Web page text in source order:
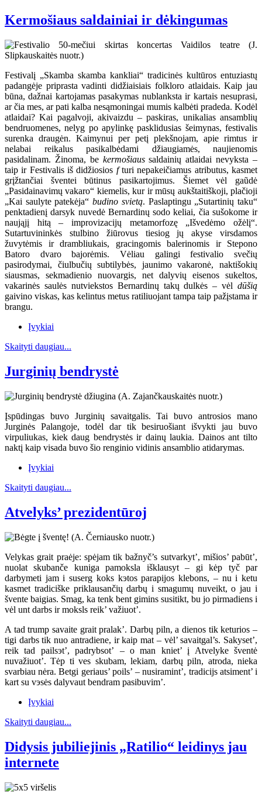
Kermošiaus saldainiai ir dėkingumas
Festivalį „Skamba skamba kankliai“ tradicinės kultūros entuziastų
padangėje priprasta vadinti didžiaisiais folkloro atlaidais. Kaip jau
būna, dažnai kartojamas pasakymas nublanksta ir kartais nesuprasi,
ar čia mes, ar pati kalba nesąmoningai mumis kalbėti pradeda. Kodėl
atlaidai? Kai pagalvoji, akivaizdu – paskiras, unikalias ansamblių
bendruomenes, nelyg po apylinkę pasklidusias šeimynas, festivalis
surenka draugėn. Kaimynui per petį plekšnojam, apie rimtus ir
nelabai reikalus pasikalbėdami džiaugiamės, naujienomis
pasidalinam. Žinoma, be kermošiaussaldainių atlaidai nevyksta –
taip ir Festivalis iš didžiosios fturi nepakeičiamus atributus, kasmet
grįžtančiai šventei būtinus pasikartojimus. Šiemet vėl gaũdė
„Pasidainavimų vakaro“ kiemelis, kur ir mūsų aukštaitiškoji, plačioji
„Kai saulyte patekėja“budino svietą. Paslaptingu „Sutartinių taku“
penktadienį darsyk nuvedė Bernardinų sodo keliai, čia sušokome ir
naująjį hitą – improvizacijų metamorfozę „Išvedėmo ožėlį“.
Sutartuvininkės stulbino žiūrovus tiesiog jų akyse virsdamos
žuvytėmis ir drambliukais, gracingomis balerinomis ir Stepono
Batoro dvaro bajorėmis. Vėliau galingi festivalio svečių
pasirodymai, čiulbučių subtilybės, jaunimo vakaronė, naktišokių
siausmas, sekmadienio nuovargis, net dalyvių eisenos sukeltos,
vakarinės saulės nutviekstos Bernardinų takų dulkės – vėl dūšią
gaivino viskas, kas kelintus metus ratiliuojant tampa taip pažįstama ir
brangu.
Įvykiai
Skaityti daugiau...
Jurginių bendrystė
Įspūdingas buvo Jurginių savaitgalis. Tai buvo antrosios mano
Jurginės Palangoje, todėl dar tik besiruošiant išvykti jau buvo
virpuliukas, kiek daug bendrystės ir dainų laukia. Dainos ant tilto
naktį kaip visada buvo šio renginio vidinis ansamblio atidarymas.
Įvykiai
Skaityti daugiau...
Atvelyks’ prezidentūroj
Velykas grait praėje: spėjam tik bažnyč’s sutvarkyt’, mišios’ pabūt’,
nuolat skubanče kuniga pamoksla išklausyt – gi kėp tyč par
darbymeti jam i suserg koks kэtos parapijos klebons, – nu i ketu
kasmet tradiciške priklausančių darbų i smagumų nuveikt, o jau i
švente baigias. Smag, ka tenk bent gimins susitikt, bu jo pirmadiens i
vėl unt darbs ir moksls reik’ važiuot’.
A tad trump savaite grait pralak’. Darbų piln, a dienos tik keturios –
tigi darbs tik nuo antradiene, ir kaip mat – vėl’ savaitgal’s. Sakyset’,
reik tad pailsэt’, padrybsot’ – o man kniet’ į Atvelyke šventė
nuvažiuot’. Tėp ti ves skubam, lekiam, darbų piln, atroda, nieka
svarbiau nėra. Betgi geriaus’ poils’ – nusiramint’, tradicijs atsiment’ i
kart su vэsės dalyvaut bendram pasibuvim’.
Įvykiai
Skaityti daugiau...
Didysis jubiliejinis „Ratilio“ leidinys jau
internete